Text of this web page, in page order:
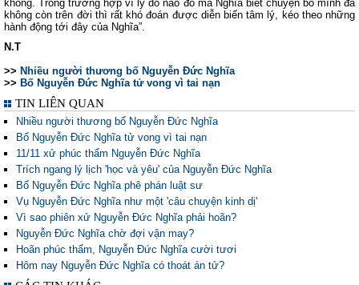
không. Trong trường hợp vì lý do nào đó mà Nghĩa biết chuyện bố mình đã
không còn trên đời thì rất khó đoán được diễn biến tâm lý, kéo theo những
hành động tới đây của Nghĩa”.
N.T
>> Nhiều người thương bố Nguyễn Đức Nghĩa
>> Bố Nguyễn Đức Nghĩa tử vong vì tai nạn
TIN LIÊN QUAN
Nhiều người thương bố Nguyễn Đức Nghĩa
Bố Nguyễn Đức Nghĩa tử vong vì tai nạn
11/11 xử phúc thẩm Nguyễn Đức Nghĩa
Trích ngang lý lịch 'học và yêu' của Nguyễn Đức Nghĩa
Bố Nguyễn Đức Nghĩa phê phán luật sư
Vụ Nguyễn Đức Nghĩa như một 'câu chuyện kinh dị'
Vì sao phiên xử Nguyễn Đức Nghĩa phải hoãn?
Nguyễn Đức Nghĩa chờ đợi vận may?
Hoãn phúc thẩm, Nguyễn Đức Nghĩa cười tươi
Hôm nay Nguyễn Đức Nghĩa có thoát án tử?